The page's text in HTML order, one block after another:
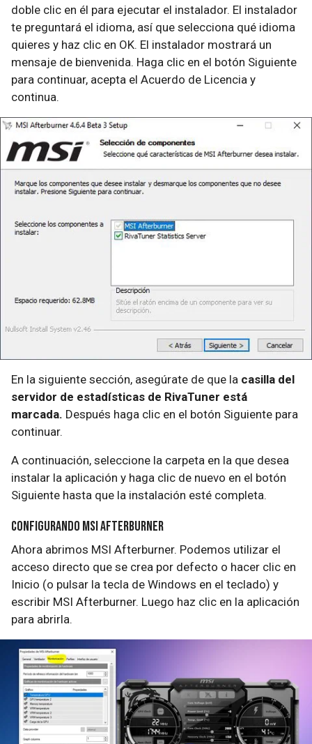
doble clic en él para ejecutar el instalador. El instalador
te preguntará el idioma, así que selecciona qué idioma
quieres y haz clic en OK. El instalador mostrará un
mensaje de bienvenida. Haga clic en el botón Siguiente
para continuar, acepta el Acuerdo de Licencia y
continua.
En la siguiente sección, asegúrate de que la casilla del
servidor de estadísticas de RivaTuner está
marcada. Después haga clic en el botón Siguiente para
continuar.
A continuación, seleccione la carpeta en la que desea
instalar la aplicación y haga clic de nuevo en el botón
Siguiente hasta que la instalación esté completa.
Configurando MSI Afterburner
Ahora abrimos MSI Afterburner. Podemos utilizar el
acceso directo que se crea por defecto o hacer clic en
Inicio (o pulsar la tecla de Windows en el teclado) y
escribir MSI Afterburner. Luego haz clic en la aplicación
para abrirla.